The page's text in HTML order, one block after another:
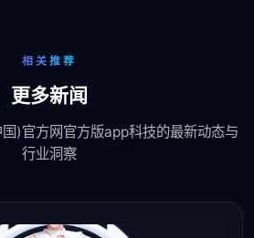
相关推荐
更多新闻
)官方网官方版app科技的最新动态与
行业洞察